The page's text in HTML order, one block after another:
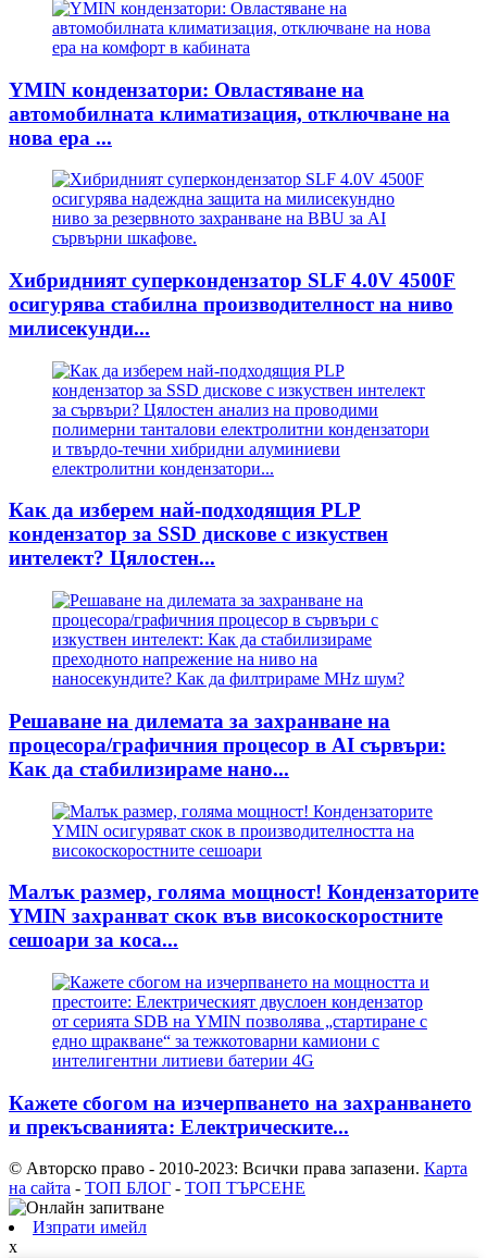
YMIN кондензатори: Овластяване на
автомобилната климатизация, отключване на
нова ера ...
Хибридният суперкондензатор SLF 4.0V 4500F
осигурява стабилна производителност на ниво
милисекунди...
Как да изберем най-подходящия PLP
кондензатор за SSD дискове с изкуствен
интелект? Цялостен...
Решаване на дилемата за захранване на
процесора/графичния процесор в AI сървъри:
Как да стабилизираме нано...
Малък размер, голяма мощност! Кондензаторите
YMIN захранват скок във високоскоростните
сешоари за коса...
Кажете сбогом на изчерпването на захранването
и прекъсванията: Електрическите...
© Авторско право - 2010-2023: Всички права запазени. Карта
на сайта - ТОП БЛОГ - ТОП ТЪРСЕНЕ
Изпрати имейл
x